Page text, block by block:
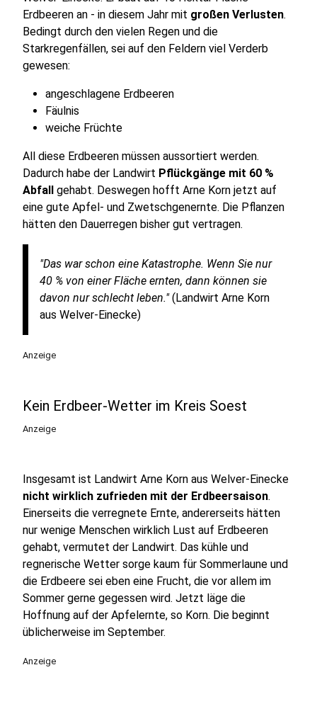
Erdbeeren an - in diesem Jahr mit großen Verlusten.
Bedingt durch den vielen Regen und die
Starkregenfällen, sei auf den Feldern viel Verderb
gewesen:
angeschlagene Erdbeeren
Fäulnis
weiche Früchte
All diese Erdbeeren müssen aussortiert werden.
Dadurch habe der Landwirt Pflückgänge mit 60 %
Abfall gehabt. Deswegen hofft Arne Korn jetzt auf
eine gute Apfel- und Zwetschgenernte. Die Pflanzen
hätten den Dauerregen bisher gut vertragen.
"Das war schon eine Katastrophe. Wenn Sie nur
40 % von einer Fläche ernten, dann können sie
davon nur schlecht leben."(Landwirt Arne Korn
aus Welver-Einecke)
Anzeige
Kein Erdbeer-Wetter im Kreis Soest
Anzeige
Insgesamt ist Landwirt Arne Korn aus Welver-Einecke
nicht wirklich zufrieden mit der Erdbeersaison.
Einerseits die verregnete Ernte, andererseits hätten
nur wenige Menschen wirklich Lust auf Erdbeeren
gehabt, vermutet der Landwirt. Das kühle und
regnerische Wetter sorge kaum für Sommerlaune und
die Erdbeere sei eben eine Frucht, die vor allem im
Sommer gerne gegessen wird. Jetzt läge die
Hoffnung auf der Apfelernte, so Korn. Die beginnt
üblicherweise im September.
Anzeige